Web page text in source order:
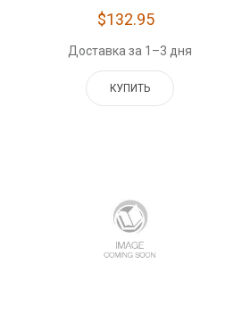
$132.95
Доставка за 1–3 дня
КУПИТЬ